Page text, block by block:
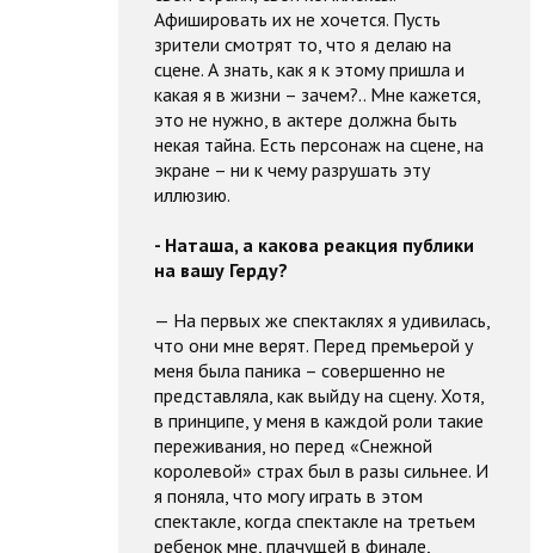
Афишировать их не хочется. Пусть
зрители смотрят то, что я делаю на
сцене. А знать, как я к этому пришла и
какая я в жизни – зачем?.. Мне кажется,
это не нужно, в актере должна быть
некая тайна. Есть персонаж на сцене, на
экране – ни к чему разрушать эту
иллюзию.
- Наташа, а какова реакция публики
на вашу Герду?
— На первых же спектаклях я удивилась,
что они мне верят. Перед премьерой у
меня была паника – совершенно не
представляла, как выйду на сцену. Хотя,
в принципе, у меня в каждой роли такие
переживания, но перед «Снежной
королевой» страх был в разы сильнее. И
я поняла, что могу играть в этом
спектакле, когда спектакле на третьем
ребенок мне, плачущей в финале,